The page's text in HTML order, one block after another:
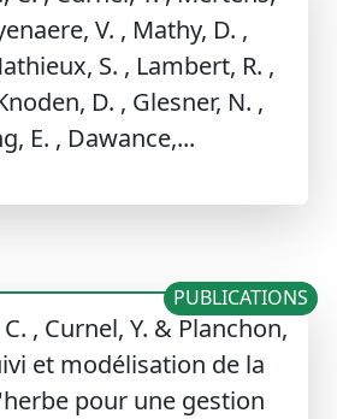
V. , Mathy, D. ,
S. , Lambert, R. ,
D. , Glesner, N. ,
E. , Dawance,...
, Curnel, Y. & Planchon,
et modélisation de la
pour une gestion
PUBLICATIONS